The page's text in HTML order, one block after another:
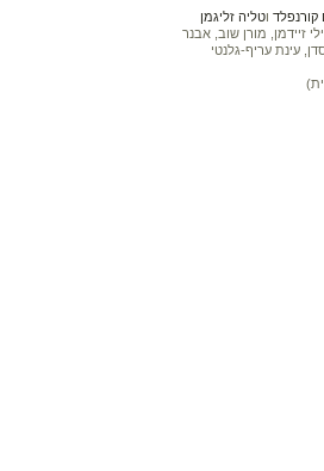
וטליה זליגמן
זיידמן, מורן שוב, אבנר
עינת עריף-גלנטי